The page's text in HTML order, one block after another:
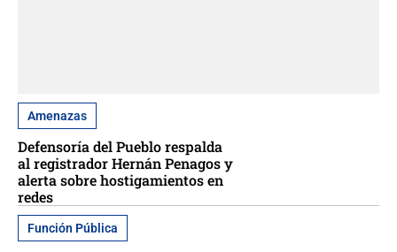
Amenazas
Defensoría del Pueblo respalda
al registrador Hernán Penagos y
alerta sobre hostigamientos en
redes
Función Pública